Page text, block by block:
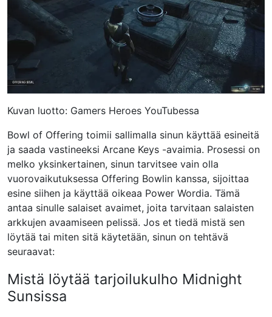
Kuvan luotto: Gamers Heroes YouTubessa
Bowl of Offering toimii sallimalla sinun käyttää esineitä
ja saada vastineeksi Arcane Keys -avaimia. Prosessi on
melko yksinkertainen, sinun tarvitsee vain olla
vuorovaikutuksessa Offering Bowlin kanssa, sijoittaa
esine siihen ja käyttää oikeaa Power Wordia. Tämä
antaa sinulle salaiset avaimet, joita tarvitaan salaisten
arkkujen avaamiseen pelissä. Jos et tiedä mistä sen
löytää tai miten sitä käytetään, sinun on tehtävä
seuraavat:
Mistä löytää tarjoilukulho Midnight
Sunsissa